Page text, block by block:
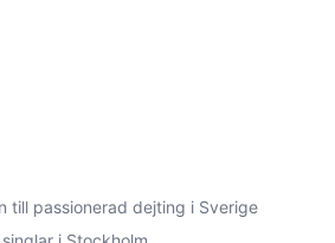
till passionerad dejting i Sverige